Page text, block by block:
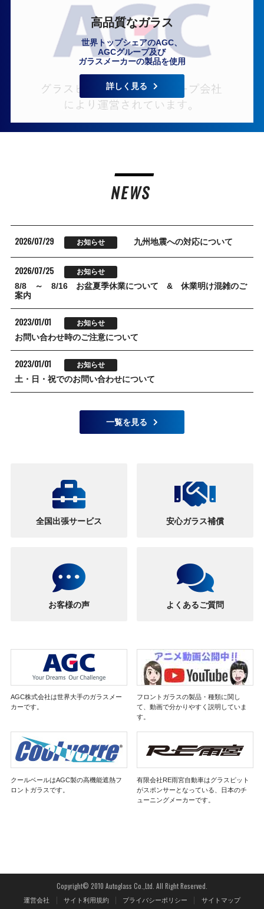
高品質なガラス
世界トップシェアのAGC、
AGCグループ及び
ガラスメーカーの製品を使用
詳しく見る
NEWS
2026/07/29 お知らせ 九州地震への対応について
2026/07/25 お知らせ
8/8 ～ 8/16 お盆夏季休業について & 休業明け混雑のご
案内
2023/01/01 お知らせ
お問い合わせ時のご注意について
2023/01/01 お知らせ
土・日・祝でのお問い合わせについて
一覧を見る
全国出張サービス 安心ガラス補償
お客様の声 よくあるご質問
AGC株式会社は世界大手のガラスメー
カーです。
フロントガラスの製品・種類に関し
て、動画で分かりやすく説明していま
す。
クールベールはAGC製の高機能遮熱フ
ロントガラスです。
有限会社RE雨宮自動車はグラスピット
がスポンサーとなっている、日本のチ
ューニングメーカーです。
Copyright© 2010 Autoglass Co.,Ltd. All Right Reserved.
運営会社 サイト利用規約 プライバシーポリシー サイトマップ